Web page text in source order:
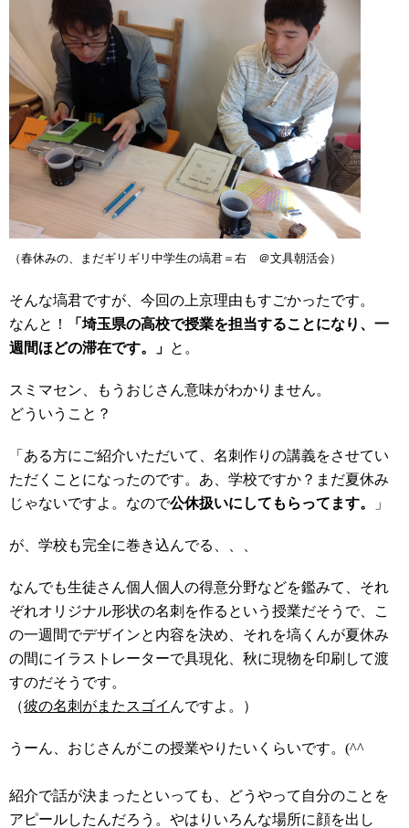
（春休みの、まだギリギリ中学生の塙君＝右 ＠文具朝活会）
そんな塙君ですが、今回の上京理由もすごかったです。
なんと！
「埼玉県の高校で授業を担当することになり、一
週間ほどの滞在です。」 と。
スミマセン、もうおじさん意味がわかりません。
どういうこと？
「ある方にご紹介いただいて、名刺作りの講義をさせてい
ただくことになったのです。あ、学校ですか？まだ夏休み
じゃないですよ。なので公休扱いにしてもらってます。 」
が、学校も完全に巻き込んでる、、、
なんでも生徒さん個人個人の得意分野などを鑑みて、それ
ぞれオリジナル形状の名刺を作るという授業だそうで、こ
の一週間でデザインと内容を決め、それを塙くんが夏休み
の間にイラストレーターで具現化、秋に現物を印刷して渡
すのだそうです。
（彼の名刺がまたスゴイ んですよ。）
うーん、おじさんがこの授業やりたいくらいです。(^^ゞ
紹介で話が決まったといっても、どうやって自分のことを
アピールしたんだろう。やはりいろんな場所に顔を出し